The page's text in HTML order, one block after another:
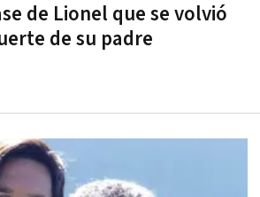
de Lionel que se volvió
de su padre